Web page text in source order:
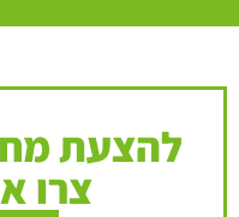
להצעת
צרו